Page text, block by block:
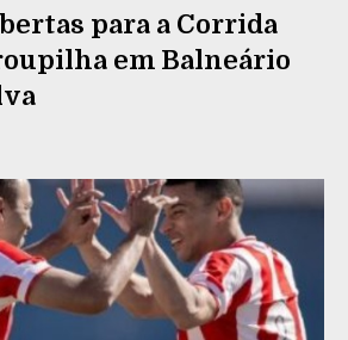
para a Corrida
em Balneário